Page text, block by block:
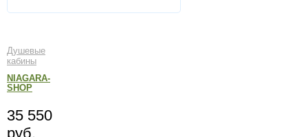
Душевые
кабины
NIAGARA-
SHOP
35 550
руб.